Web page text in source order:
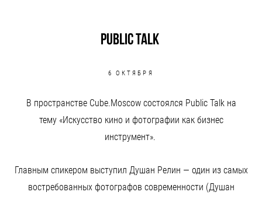
PUBLIC TALK
6 ОКТЯБРЯ
В пространстве Cube.Moscow состоялся Public Talk на
тему «Искусство кино и фотографии как бизнес
инструмент».
Главным спикером выступил Душан Релин — один из самых
востребованных фотографов современности (Душан